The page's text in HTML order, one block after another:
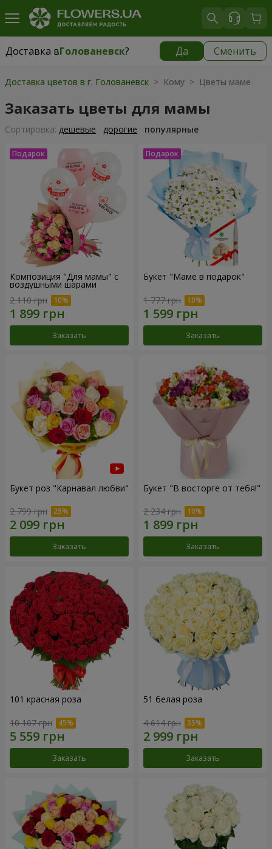
Доставка вГолованевск? Да Сменить
Доставка вГолованевск|
Доставка цветов в г. Голованевск > Кому > Цветы маме
Заказать цветы для мамы
Cортировка: дешевые дорогие популярные
Композиция "Для мамы" с
воздушными шарами
2 110 грн
Заказать
Букет "Маме в подарок"
1 777 грн
Заказать
Букет роз "Карнавал любви"
2 799 грн
Заказать
Букет "В восторге от тебя!"
2 234 грн
Заказать
101 красная роза
10 107 грн
Заказать
51 белая роза
4 614 грн
Заказать